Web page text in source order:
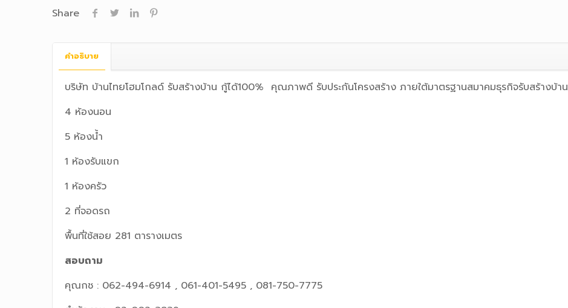
Share
คำอธิบาย
บริษัท บ้านไทยโฮมโกลด์ รับสร้างบ้าน กู้ได้100% คุณภาพดี รับประกันโครงสร้าง ภายใต้มาตรฐานสมาคมธุรกิจรับสร้างบ้าน
4 ห้องนอน
5 ห้องน้ำ
1 ห้องรับแขก
1 ห้องครัว
2 ที่จอดรถ
พื้นที่ใช้สอย 281 ตารางเมตร
สอบถาม
คุณกช : 062-494-6914 , 061-401-5495 , 081-750-7775